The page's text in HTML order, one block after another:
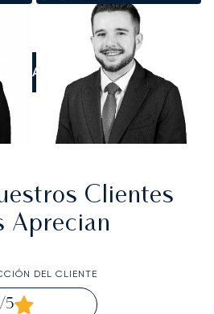
Clientes
Aprecian
DEL CLIENTE
/5